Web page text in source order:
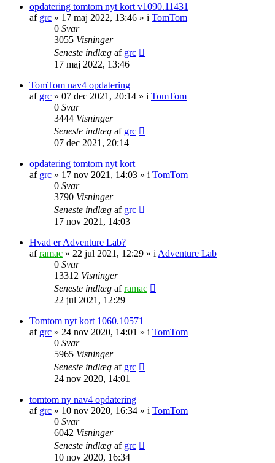
opdatering tomtom nyt kort v1090.11431
af grc » 17 maj 2022, 13:46 » i TomTom
0 Svar
3055 Visninger
Seneste indlæg af grc
17 maj 2022, 13:46
TomTom nav4 opdatering
af grc » 07 dec 2021, 20:14 » i TomTom
0 Svar
3444 Visninger
Seneste indlæg af grc
07 dec 2021, 20:14
opdatering tomtom nyt kort
af grc » 17 nov 2021, 14:03 » i TomTom
0 Svar
3790 Visninger
Seneste indlæg af grc
17 nov 2021, 14:03
Hvad er Adventure Lab?
aframac » 22 jul 2021, 12:29 » i Adventure Lab
0 Svar
13312 Visninger
Seneste indlæg aframac
22 jul 2021, 12:29
Tomtom nyt kort 1060.10571
af grc » 24 nov 2020, 14:01 » i TomTom
0 Svar
5965 Visninger
Seneste indlæg af grc
24 nov 2020, 14:01
tomtom ny nav4 opdatering
af grc » 10 nov 2020, 16:34 » i TomTom
0 Svar
6042 Visninger
Seneste indlæg af grc
10 nov 2020, 16:34